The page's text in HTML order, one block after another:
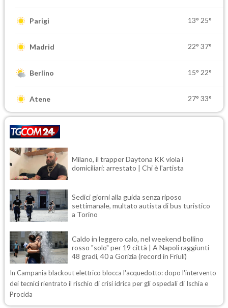
Parigi 13° 25°
Madrid 22° 37°
Berlino 15° 22°
Atene 27° 33°
Milano, il trapper Daytona KK viola i
domiciliari: arrestato | Chi è l'artista
Sedici giorni alla guida senza riposo
settimanale, multato autista di bus turistico
a Torino
Caldo in leggero calo, nel weekend bollino
rosso "solo" per 19 città | A Napoli raggiunti
48 gradi, 40 a Gorizia (record in Friuli)
In Campania blackout elettrico blocca l'acquedotto: dopo l'intervento
dei tecnici rientrato il rischio di crisi idrica per gli ospedali di Ischia e
Procida